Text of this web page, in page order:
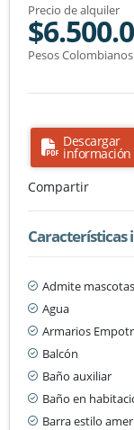
Precio de alquiler
Pesos Colombianos
Descargar
información
Compartir
Características
Admite mascotas
Agua
Armarios
Balcón
Baño auxiliar
Baño en
Barra estilo